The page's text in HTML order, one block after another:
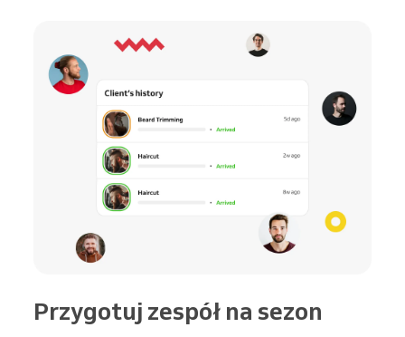
Przygotuj zespół na sezon